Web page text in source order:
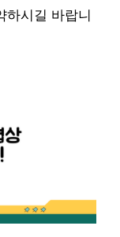
하시길 바랍니